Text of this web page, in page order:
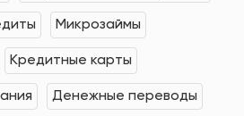
Микрозаймы
Кредитные карты
Денежные переводы